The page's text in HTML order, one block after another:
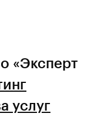
«Эксперт
услуг